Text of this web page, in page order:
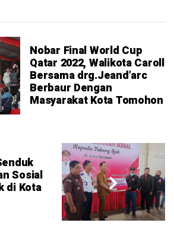
Nobar Final World Cup
Qatar 2022, Walikota Caroll
Bersama drg.Jeand’arc
Berbaur Dengan
Masyarakat Kota Tomohon
Sosial
di Kota